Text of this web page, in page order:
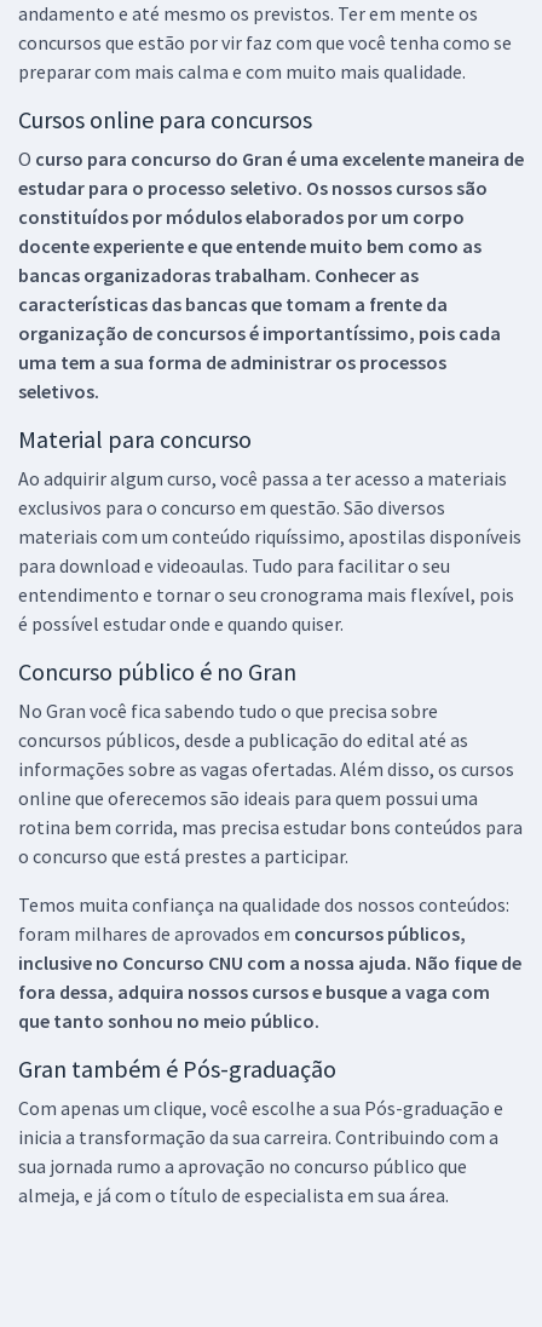
andamento e até mesmo os previstos. Ter em mente os
concursos que estão por vir faz com que você tenha como se
preparar com mais calma e com muito mais qualidade.
Cursos online para concursos
O curso para concurso do Gran é uma excelente maneira de
estudar para o processo seletivo. Os nossos cursos são
constituídos por módulos elaborados por um corpo
docente experiente e que entende muito bem como as
bancas organizadoras trabalham. Conhecer as
características das bancas que tomam a frente da
organização de concursos é importantíssimo, pois cada
uma tem a sua forma de administrar os processos
seletivos.
Material para concurso
Ao adquirir algum curso, você passa a ter acesso a materiais
exclusivos para o concurso em questão. São diversos
materiais com um conteúdo riquíssimo, apostilas disponíveis
para download e videoaulas. Tudo para facilitar o seu
entendimento e tornar o seu cronograma mais flexível, pois
é possível estudar onde e quando quiser.
Concurso público é no Gran
No Gran você fica sabendo tudo o que precisa sobre
concursos públicos, desde a publicação do edital até as
informações sobre as vagas ofertadas. Além disso, os cursos
online que oferecemos são ideais para quem possui uma
rotina bem corrida, mas precisa estudar bons conteúdos para
o concurso que está prestes a participar.
Temos muita confiança na qualidade dos nossos conteúdos:
foram milhares de aprovados em concursos públicos,
inclusive no Concurso CNU com a nossa ajuda. Não fique de
fora dessa, adquira nossos cursos e busque a vaga com
que tanto sonhou no meio público.
Gran também é Pós-graduação
Com apenas um clique, você escolhe a sua Pós-graduação e
inicia a transformação da sua carreira. Contribuindo com a
sua jornada rumo a aprovação no concurso público que
almeja, e já com o título de especialista em sua área.